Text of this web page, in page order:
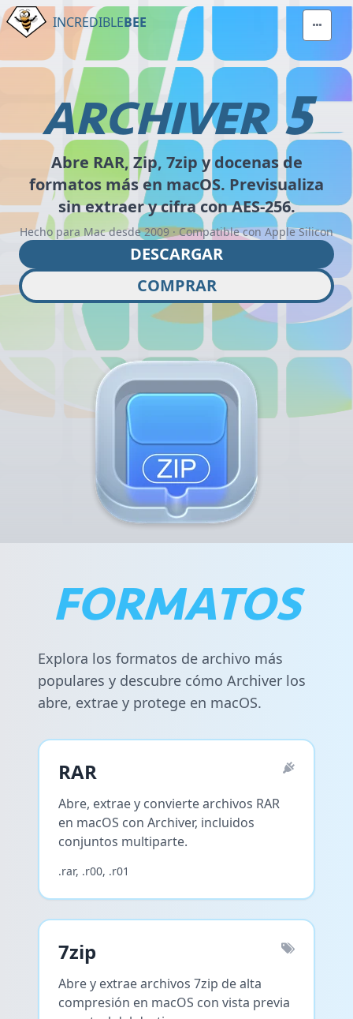
INCREDIBLEBEE
ARCHIVER 5
Abre RAR, Zip, 7zip y docenas de
formatos más en macOS. Previsualiza
sin extraer y cifra con AES-256.
Hecho para Mac desde 2009 · Compatible con Apple Silicon
DESCARGAR
COMPRAR
FORMATOS
Explora los formatos de archivo más
populares y descubre cómo Archiver los
abre, extrae y protege en macOS.
RAR
Abre, extrae y convierte archivos RAR
en macOS con Archiver, incluidos
conjuntos multiparte.
.rar, .r00, .r01
7zip
Abre y extrae archivos 7zip de alta
compresión en macOS con vista previa